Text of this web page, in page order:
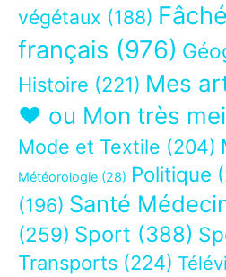
végétaux (188)
français (976)
Histoire (221) Mes
❤ ou Mon très
Mode et Textile (204)
Météorologie (28) Politique
(196) Santé
(259) Sport (388)
Transports (224)